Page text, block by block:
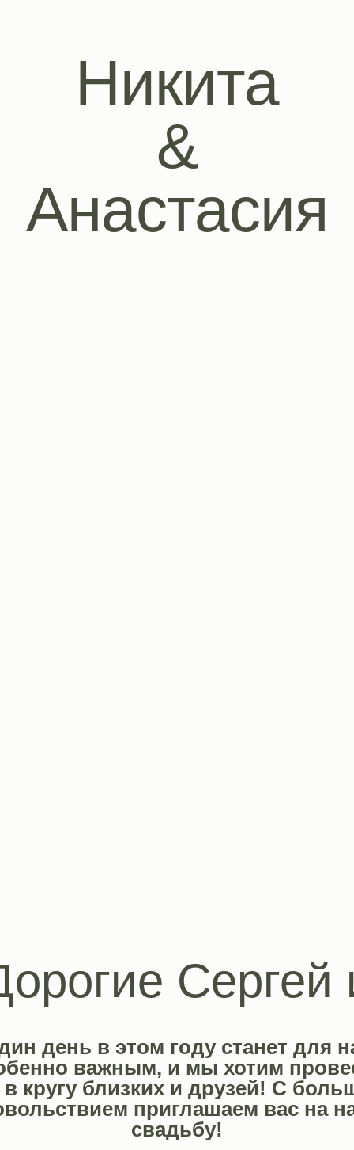
Никита
&
Анастасия
Сергей
Татьяна!
день в этом году станет для
важным, и мы хотим
в кругу близких и друзей! С
приглашаем вас на
свадьбу!